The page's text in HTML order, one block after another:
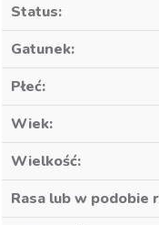
Status:
Gatunek:
Płeć:
Wiek:
Wielkość:
Rasa lub w podobie